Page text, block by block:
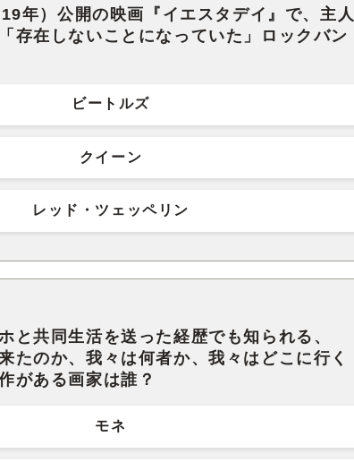
年）公開の映画『イエスタデイ』で、主人
存在しないことになっていた」ロックバン
ビートルズ
クイーン
レッド・ツェッペリン
と共同生活を送った経歴でも知られる、
たのか、我々は何者か、我々はどこに行く
がある画家は誰？
モネ